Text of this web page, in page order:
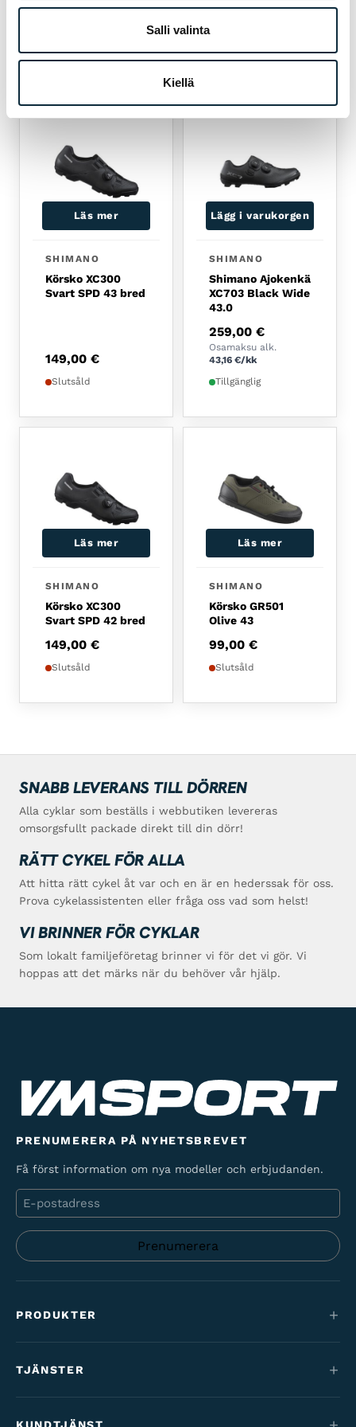
Salli valinta
Kiellä
RELATERADE PRODUKTER
Läs mer
SHIMANO
Körsko XC300
Svart SPD 43 bred
149,00 €
Slutsåld
Lägg i varukorgen
SHIMANO
Shimano Ajokenkä
XC703 Black Wide
43.0
259,00 €
Osamaksu alk.
43,16 €/kk
Tillgänglig
Läs mer
SHIMANO
Körsko XC300
Svart SPD 42 bred
149,00 €
Slutsåld
Läs mer
SHIMANO
Körsko GR501
Olive 43
99,00 €
Slutsåld
SNABB LEVERANS TILL DÖRREN
Alla cyklar som beställs i webbutiken levereras
omsorgsfullt packade direkt till din dörr!
RÄTT CYKEL FÖR ALLA
Att hitta rätt cykel åt var och en är en hederssak för oss.
Prova cykelassistenten eller fråga oss vad som helst!
VI BRINNER FÖR CYKLAR
Som lokalt familjeföretag brinner vi för det vi gör. Vi
hoppas att det märks när du behöver vår hjälp.
PRENUMERERA PÅ NYHETSBREVET
Få först information om nya modeller och erbjudanden.
E-
post
PRODUKTER
Maantie & gravel
TJÄNSTER